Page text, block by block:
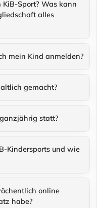
Sport? Was kann
alles
mein Kind anmelden?
gemacht?
statt?
Kindersports und wie
online
habe?